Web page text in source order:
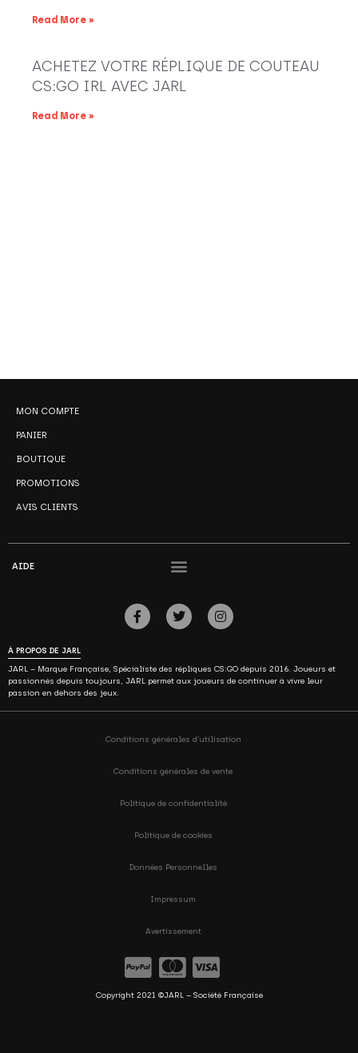
Read More »
ACHETEZ VOTRE RÉPLIQUE DE COUTEAU
CS:GO IRL AVEC JARL
Read More »
MON COMPTE
PANIER
BOUTIQUE
PROMOTIONS
AVIS CLIENTS
AIDE
À PROPOS DE JARL
JARL – Marque Française, Spécialiste des répliques CS:GO depuis 2016. Joueurs et
passionnés depuis toujours, JARL permet aux joueurs de continuer à vivre leur
passion en dehors des jeux.
Conditions générales d’utilisation
Conditions générales de vente
Politique de confidentialité
Politique de cookies
Données Personnelles
Impressum
Avertissement
Copyright 2021 ©JARL – Société Française